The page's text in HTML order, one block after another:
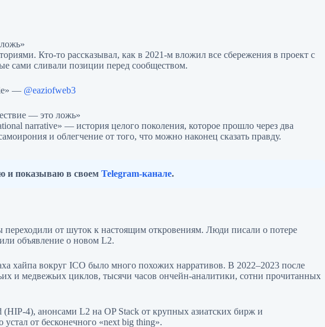
Кто-то рассказывал, как в 2021-м вложил все сбережения в проект с
сами сливали позиции перед сообществом.
— @eaziofweb3
— это ложь»
narrative» — история целого поколения, которое прошло через два
и облегчение от того, что можно наконец сказать правду.
и показываю в своем Telegram-канале.
от шуток к настоящим откровениям. Люди писали о потере
объявление о новом L2.
хайпа вокруг ICO было много похожих нарративов. В 2022–2023 после
и медвежьих циклов, тысячи часов ончейн-аналитики, сотни прочитанных
4), анонсами L2 на OP Stack от крупных азиатских бирж и
от бесконечного «next big thing».